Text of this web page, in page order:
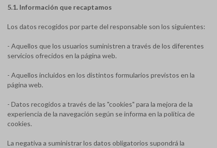
5.1. Información que recaptamos
Los datos recogidos por parte del responsable son los siguientes:
- Aquellos que los usuarios suministren a través de los diferentes
servicios ofrecidos en la página web.
- Aquellos incluidos en los distintos formularios previstos en la
página web.
- Datos recogidos a través de las "cookies" para la mejora de la
experiencia de la navegación según se informa en la política de
cookies.
La negativa a suministrar los datos obligatorios supondrá la